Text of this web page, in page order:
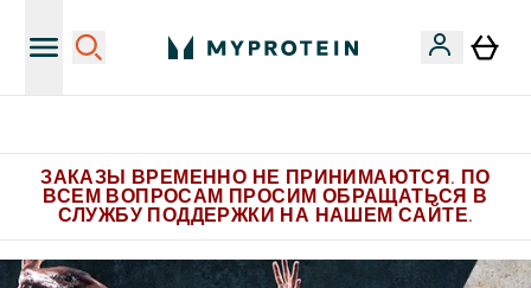
ЗАКАЗЫ ВРЕМЕННО НЕ ПРИНИМАЮТСЯ. ПО
ВСЕМ ВОПРОСАМ ПРОСИМ ОБРАЩАТЬСЯ В
СЛУЖБУ ПОДДЕРЖКИ НА НАШЕМ САЙТЕ.